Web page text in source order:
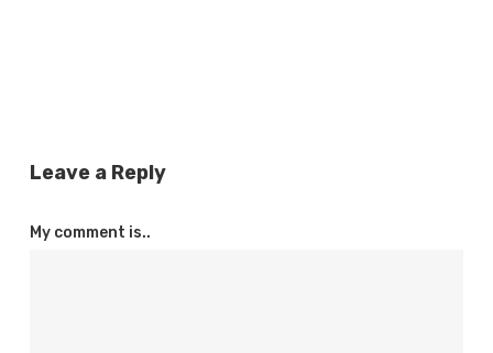
Leave a Reply
My comment is..